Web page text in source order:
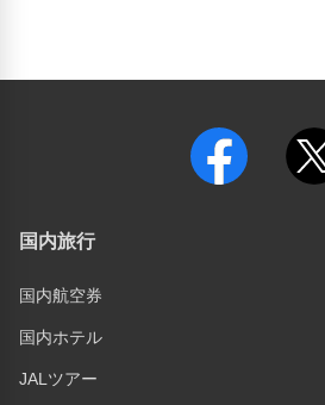
国内旅行
国内航空券
国内ホテル
JALツアー